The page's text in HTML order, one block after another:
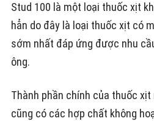
Stud 100 là một loại thuốc xịt
hẳn do đây là loại thuốc xịt có
sớm nhất đáp ứng được nhu
ông.
Thành phần chính của thuốc
cũng có các hợp chất không